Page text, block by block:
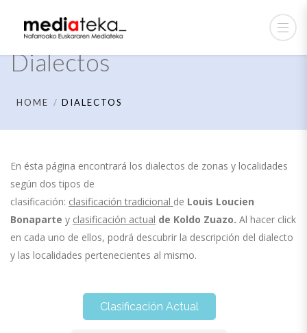
Dialectos
HOME DIALECTOS
En ésta página encontrará los dialectos de zonas y localidades
según dos tipos de
clasificación: clasificación tradicional de Louis Loucien
Bonaparte y clasificación actual de Koldo Zuazo. Al hacer click
en cada uno de ellos, podrá descubrir la descripción del dialecto
y las localidades pertenecientes al mismo.
Clasificación Actual